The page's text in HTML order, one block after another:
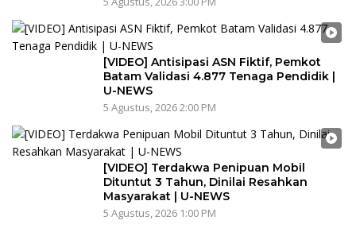
[VIDEO] Antisipasi ASN Fiktif, Pemkot
Batam Validasi 4.877 Tenaga Pendidik |
U-NEWS
5 Agustus, 2026 2:00 PM
[VIDEO] Terdakwa Penipuan Mobil
Dituntut 3 Tahun, Dinilai Resahkan
Masyarakat | U-NEWS
5 Agustus, 2026 1:00 PM